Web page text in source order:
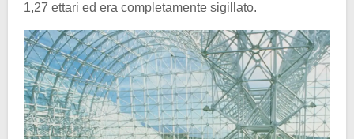
1,27 ettari ed era completamente sigillato.